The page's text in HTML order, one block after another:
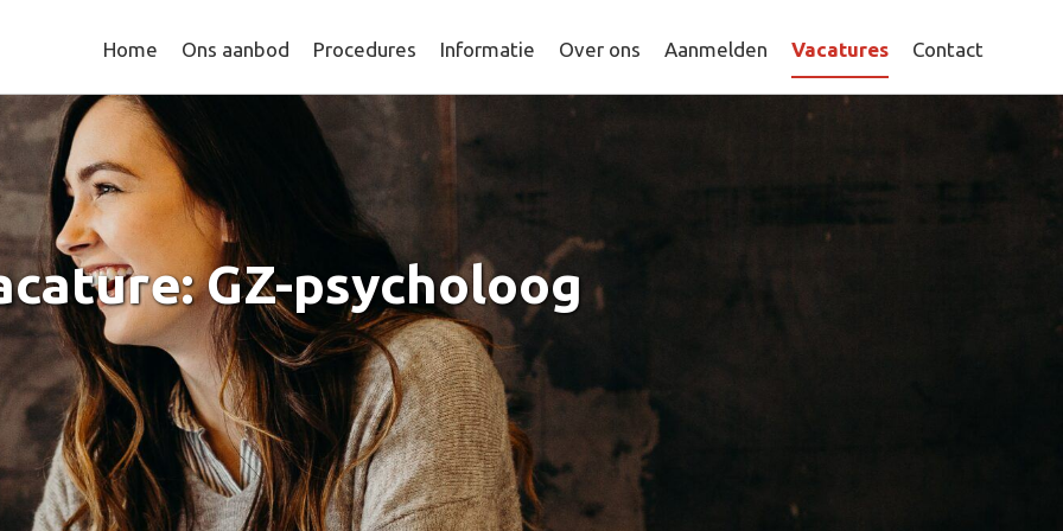
Home Ons aanbod Procedures Informatie Over ons Aanmelden Vacatures Contact
GZ-psycholoog